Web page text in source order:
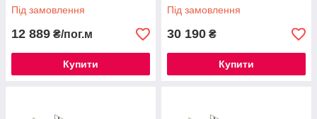
Під замовлення
12 889 ₴/пог.м
Купити
Під замовлення
30 190 ₴
Купити